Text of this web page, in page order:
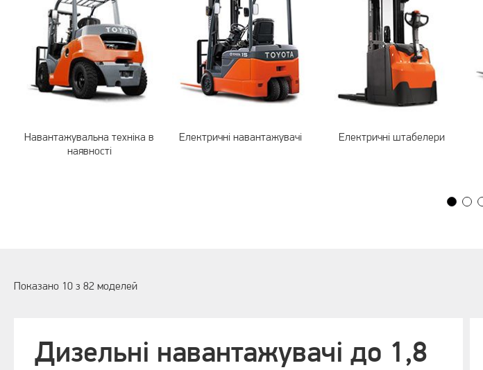
Навантажувальна техніка в
наявності
Електричні навантажувачі Електричні штабелери
Показано 10 з 82 моделей
Дизельні навантажувачі до 1,8